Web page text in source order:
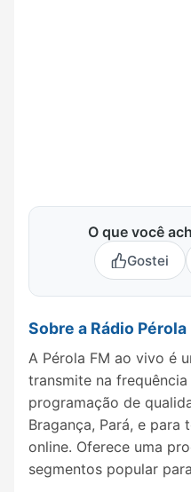
O que você
Gostei
Sobre a Rádio Pérola
A Pérola FM ao vivo é
transmite na frequência
programação de
Bragança, Pará, e
online. Oferece uma
segmentos popular